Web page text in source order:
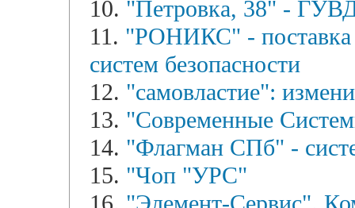
10. "Петровка, 38" -
11. "РОНИКС" - поставка
систем безопасности
12. "самовластие":
13. "Современные
14. "Флагман СПб" -
15. "Чоп "УРС"